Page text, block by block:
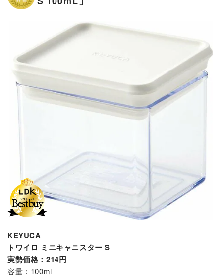
KEYUCA
トワイロ ミニキャニスター S
実勢価格：214円
容量：100ml